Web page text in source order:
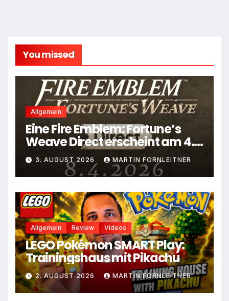
You missed
Allgemein
Eine Fire Emblem: Fortune’s
Weave Direct erscheint am 4.
August
3. AUGUST 2026 MARTIN FORNLEITNER
Allgemein Review Videos
LEGO Pokémon SMART Play:
Trainingshaus mit Pikachu
2. AUGUST 2026 MARTIN FORNLEITNER